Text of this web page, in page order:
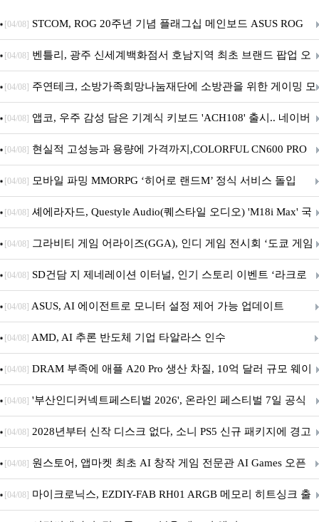
[04/08] STCOM, ROG 20주년 기념 플래그십 메인보드 ASUS ROG
Crosshair X870E EDITION 20 국내 출시 예정
[04/08] 벤틀리, 광주 신세계백화점서 호남지역 최초 브랜드 팝업 오
픈
[04/08] 주연테크, 소방가족희망나눔재단에 소방관을 위한 게이밍 모
니터·스마트 펫 침대 기부
[04/08] 앱코, 우주 감성 담은 기계식 키보드 'ACH108' 출시.. 네이버
브랜드데이 기획전 진행
[04/08] 현실적 고성능과 용량에 가격까지,COLORFUL CN600 PRO
M.2 NVMe 디앤디컴 1TB
[04/08] 모바일 파밍 MMORPG ‘히어로 랜드M’ 정식 서비스 돌입
[04/08] 셰에라자드, Questyle Audio(퀘스타일 오디오) 'M18i Max' 국
내 정식 출시
[04/08] 그라비티 게임 어라이즈(GGA), 인디 게임 전시회 ‘도쿄 게임
던전 13’ 참가!
[04/08] SD건담 지 제네레이션 이터널, 인기 스토리 이벤트 ‘라크로
아의 용사’ 재개최 및 풍성한 기념 이벤트 실시!
[04/08] ASUS, AI 에이전트로 모니터 설정 제어 가능 업데이트
[04/08] AMD, AI 추론 반도체 기업 타알라스 인수
[04/08] DRAM 부족에 애플 A20 Pro 생산 차질, 10억 달러 규모 웨이
퍼 대기
[04/08] '부산인디커넥트페스티벌 2026', 온라인 페스티벌 7일 공식
개막... 22일간 진행
[04/08] 2028년부터 신작 디스크 없다, 소니 PS5 신규 패키지에 경고
문 추가
[04/08] 원스토어, 앱마켓 최초 AI 창작 게임 전문관 AI Games 오픈
[04/08] 마이크로닉스, EZDIY-FAB RH01 ARGB 메모리 히트싱크 출